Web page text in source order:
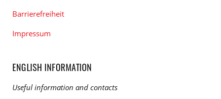
Barrierefreiheit
Impressum
ENGLISH INFORMATION
Useful information and contacts